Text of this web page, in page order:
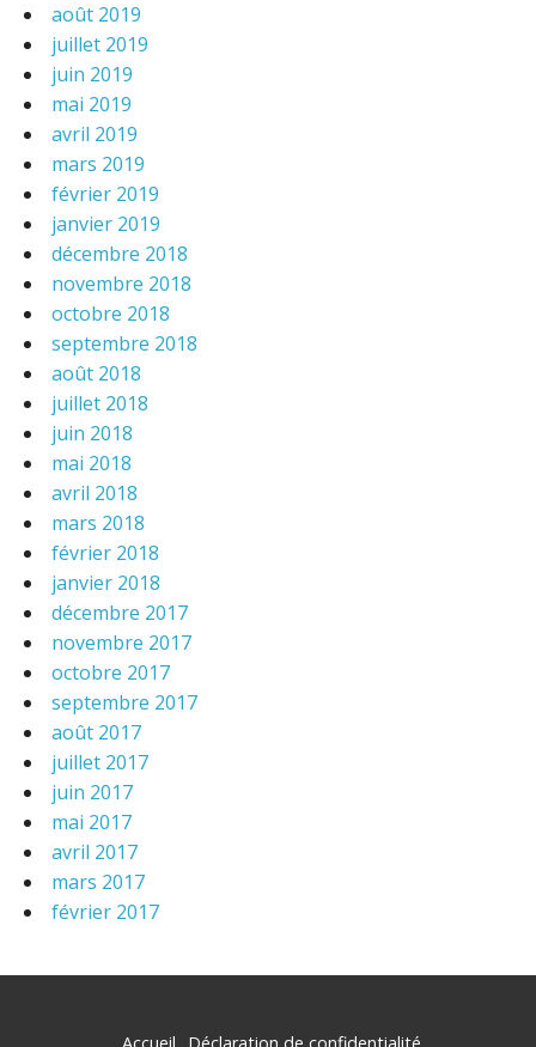
août 2019
juillet 2019
juin 2019
mai 2019
avril 2019
mars 2019
février 2019
janvier 2019
décembre 2018
novembre 2018
octobre 2018
septembre 2018
août 2018
juillet 2018
juin 2018
mai 2018
avril 2018
mars 2018
février 2018
janvier 2018
décembre 2017
novembre 2017
octobre 2017
septembre 2017
août 2017
juillet 2017
juin 2017
mai 2017
avril 2017
mars 2017
février 2017